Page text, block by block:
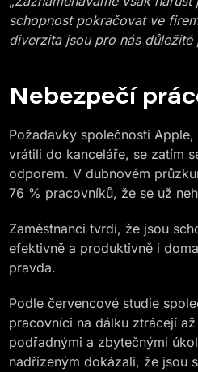
schopnost pokračovat ve
diverzita jsou pro nás důležité
Nebezpečí
Požadavky společnosti Apple,
vrátili do kanceláře, se zatím
odporem. V dubnovém
76 % pracovníků, že se už
Zaměstnanci tvrdí, že jsou
efektivně a produktivně i
pravda.
Podle červencové studie
pracovníci na dálku ztrácejí
podřadnými a zbytečnými
nadřízeným dokázali, že jsou